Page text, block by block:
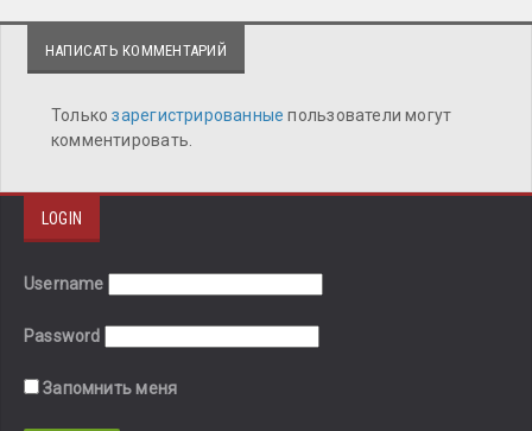
НАПИСАТЬ КОММЕНТАРИЙ
Толькозарегистрированныепользователи могут
комментировать.
LOGIN
Username
Password
Запомнить меня